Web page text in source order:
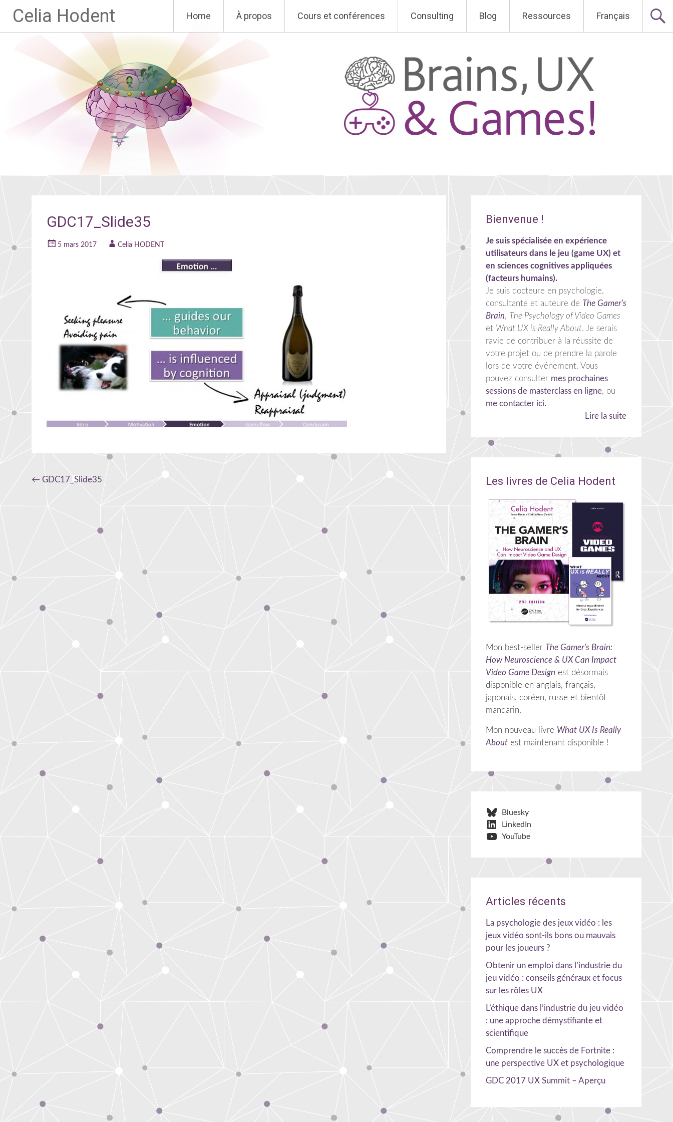
Celia Hodent
au
contenu
Home À propos Cours et conférences Consulting Blog Ressources Français
GDC17_Slide35
5 mars 2017 Celia HODENT
Navigation
l'article
← GDC17_Slide35
Bienvenue !
Je suis spécialisée en expérience
utilisateurs dans le jeu (game UX) et
en sciences cognitives appliquées
(facteurs humains).
Je suis docteure en psychologie,
consultante et auteure de The Gamer's
Brain, The Psychology of Video Games
et What UX is Really About. Je serais
ravie de contribuer à la réussite de
votre projet ou de prendre la parole
lors de votre événement. Vous
pouvez consulter mes prochaines
sessions de masterclass en ligne, ou
me contacter ici.
Lire la suite
Les livres de Celia Hodent
Mon best-seller The Gamer's Brain:
How Neuroscience & UX Can Impact
Video Game Design est désormais
disponible en anglais, français,
japonais, coréen, russe et bientôt
mandarin.
Mon nouveau livre What UX Is Really
Aboutest maintenant disponible !
Bluesky
LinkedIn
YouTube
Articles récents
La psychologie des jeux vidéo : les
jeux vidéo sont-ils bons ou mauvais
pour les joueurs ?
Obtenir un emploi dans l’industrie du
jeu vidéo : conseils généraux et focus
sur les rôles UX
L’éthique dans l’industrie du jeu vidéo
: une approche démystifiante et
scientifique
Comprendre le succès de Fortnite :
une perspective UX et psychologique
GDC 2017 UX Summit – Aperçu